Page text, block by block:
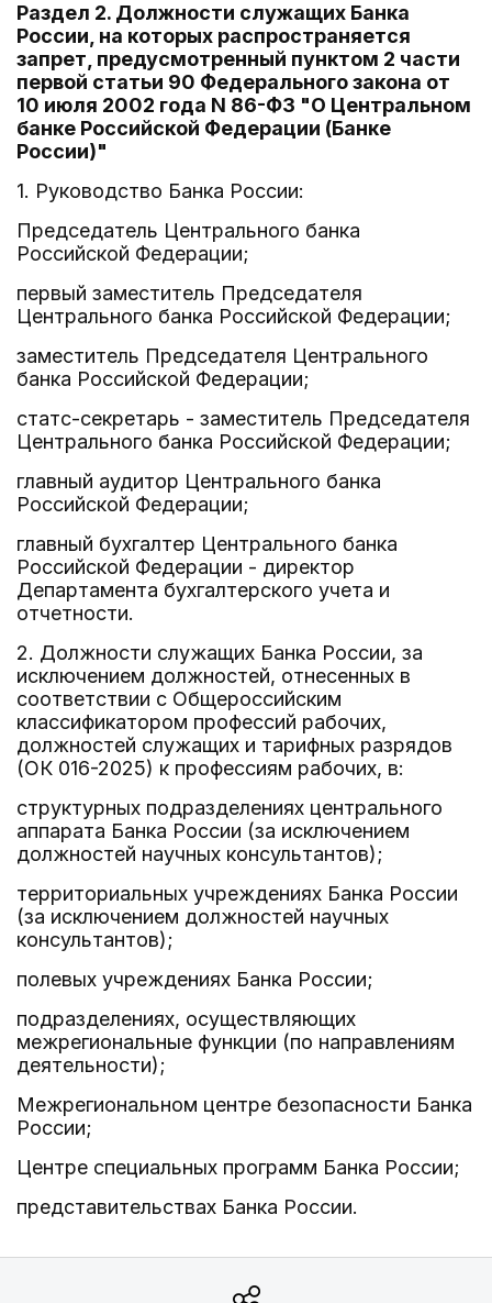
Раздел 2. Должности служащих Банка
России, на которых распространяется
запрет, предусмотренный пунктом 2 части
первой статьи 90 Федерального закона от
10 июля 2002 года N 86-ФЗ "О Центральном
банке Российской Федерации (Банке
России)"
1. Руководство Банка России:
Председатель Центрального банка
Российской Федерации;
первый заместитель Председателя
Центрального банка Российской Федерации;
заместитель Председателя Центрального
банка Российской Федерации;
статс-секретарь - заместитель Председателя
Центрального банка Российской Федерации;
главный аудитор Центрального банка
Российской Федерации;
главный бухгалтер Центрального банка
Российской Федерации - директор
Департамента бухгалтерского учета и
отчетности.
2. Должности служащих Банка России, за
исключением должностей, отнесенных в
соответствии с Общероссийским
классификатором профессий рабочих,
должностей служащих и тарифных разрядов
(ОК 016-2025) к профессиям рабочих, в:
структурных подразделениях центрального
аппарата Банка России (за исключением
должностей научных консультантов);
территориальных учреждениях Банка России
(за исключением должностей научных
консультантов);
полевых учреждениях Банка России;
подразделениях, осуществляющих
межрегиональные функции (по направлениям
деятельности);
Межрегиональном центре безопасности Банка
России;
Центре специальных программ Банка России;
представительствах Банка России.